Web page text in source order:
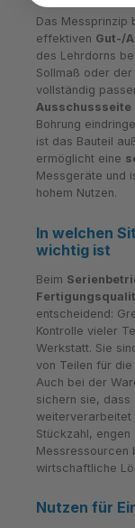
Das Messprinzip
effektiven Gut-/
des Lehrdorns
Sollmaß oder
vollständig
Ausschussseite
Bohrung
ist das Bauteil
ermöglicht eine
Messgeräte und
hohem Nutzen.
In welchen
wichtig ist
Beim
entscheidend:
Kontrolle vieler
Werkstatt. Sie
von Teilen für
Auch bei der
sichern sie, dass
weiterverarbeitet
Stückzahl,
Messressourcen
wirtschaftliche
Nutzen für